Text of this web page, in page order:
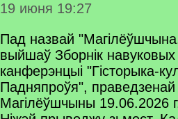
19 июня 19:27
Пад назвай
выйшаў Зборнік
канферэнцыі "Гісторыка-
Падняпроўя",
Магілёўшчыны 19.06.2026